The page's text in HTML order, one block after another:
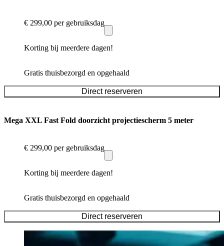
€ 299,00 per gebruiksdag
Korting bij meerdere dagen!
Gratis thuisbezorgd en opgehaald
Direct reserveren
Mega XXL Fast Fold doorzicht projectiescherm 5 meter
€ 299,00 per gebruiksdag
Korting bij meerdere dagen!
Gratis thuisbezorgd en opgehaald
Direct reserveren